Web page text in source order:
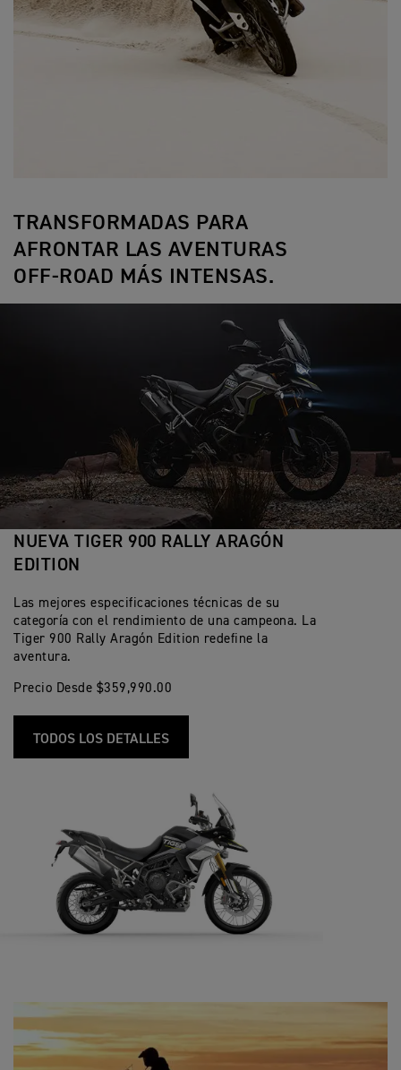
TRANSFORMADAS PARA
AFRONTAR LAS AVENTURAS
OFF-ROAD MÁS INTENSAS.
NUEVA TIGER 900 RALLY ARAGÓN
EDITION
Las mejores especificaciones técnicas de su
categoría con el rendimiento de una campeona. La
Tiger 900 Rally Aragón Edition redefine la
aventura.
Precio Desde $359,990.00
TODOS LOS DETALLES